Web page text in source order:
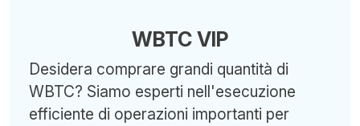
WBTC VIP
Desidera comprare grandi quantità di
WBTC? Siamo esperti nell'esecuzione
efficiente di operazioni importanti per